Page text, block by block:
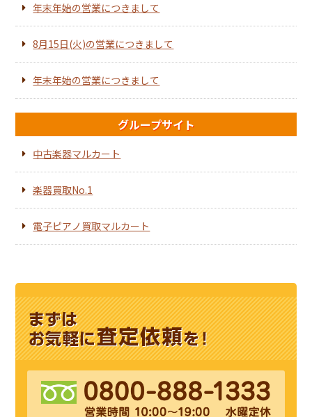
年末年始の営業につきまして
8月15日(火)の営業につきまして
年末年始の営業につきまして
グループサイト
中古楽器マルカート
楽器買取No.1
電子ピアノ買取マルカート